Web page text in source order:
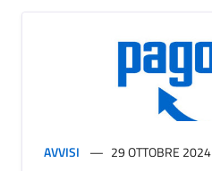
AVVISI 29 OTTOBRE 2024